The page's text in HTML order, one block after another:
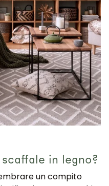
in legno?
un compito